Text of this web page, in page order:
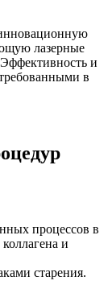
инновационную
лазерные
и
в
процессов в
и
старения.